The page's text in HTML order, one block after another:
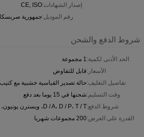
إصدار الشهادات:CE, ISO
رقم الموديل:جمهورية صربسكا-
شروط الدفع والشحن
الحد الأدنى لكمية:1 مجموعة
الأسعار:قابل للتفاوض
تفاصيل التغليف:حالة تصدير القياسية خشبية مع
وقت التسليم:شحنها في 15 يوما بعد دفع
شروط الدفع:D / A، D / P، T / T، ويسترن يونيون، موني جرام
القدرة على العرض:200 مجموعات شهريا